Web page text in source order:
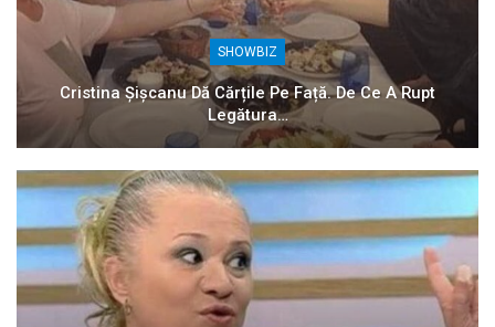
SHOWBIZ
Cristina Șișcanu Dă Cărțile Pe Față. De Ce A Rupt
Legătura…